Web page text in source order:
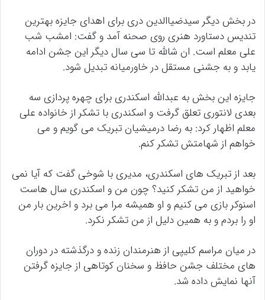
در بخش دیگر سیدضیاالدین دری برای اهدای جایزه بهترین
تندیس دستاورد هنری روی صحنه آمد و گفت: امشب شب
علی معلم است. ان شالله تا سی سال دیگر این جشن ادامه
یابد و به جشنی مستقل در خاورمیانه تبدیل شود.
جایزه این بخش به عبدالله اسکندری برای چهره پردازی سه
بعدی لانتوری تعلق گرفت و اسکندری با تشکر از خانواده علی
معلم اظهار کرد: به رضا درمیشیان تبریک می گویم و می
خواهم از شهامتش تشکر کنم.
بعد از تبریک های اسکندری، مدیری با شوخی گفت که آیا نمی
خواهید از من تشکر کنید؟ چون من و اسکندری سال هاست
اسنوکر بازی می کنیم و او همیشه مرا می برد و اخرین بار من
او را بردم و به همین دلیل از من تشکر نکرد.
در میان مراسم کلیپی از هنرمندان زنده و درگذشته در دوران
های مختلف جشن حافظ و سخنان کوتاهی از جایزه گرفتن
آنها نمایش داده شد.